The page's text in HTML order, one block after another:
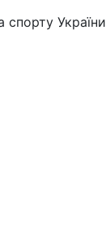
спорту України